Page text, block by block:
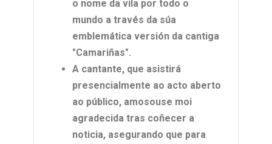
o nome da vila por todo o
mundo a través da súa
emblemática versión da cantiga
"Camariñas".
A cantante, que asistirá
presencialmente ao acto aberto
ao público, amosouse moi
agradecida tras coñecer a
noticia, asegurando que para